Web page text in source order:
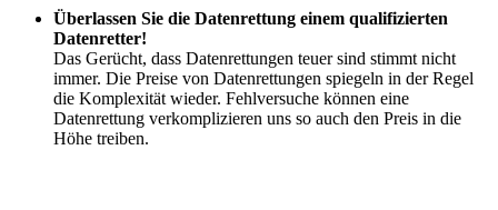
Überlassen Sie die Datenrettung einem qualifizierten
Datenretter!
Das Gerücht, dass Datenrettungen teuer sind stimmt nicht
immer. Die Preise von Datenrettungen spiegeln in der Regel
die Komplexität wieder. Fehlversuche können eine
Datenrettung verkomplizieren uns so auch den Preis in die
Höhe treiben.